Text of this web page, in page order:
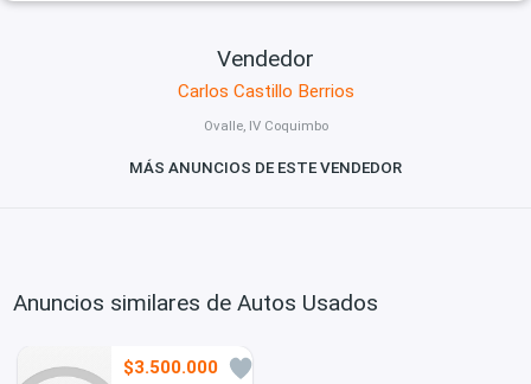
Vendedor
Carlos Castillo Berrios
Ovalle, IV Coquimbo
MÁS ANUNCIOS DE ESTE VENDEDOR
Anuncios similares de Autos Usados
$3.500.000